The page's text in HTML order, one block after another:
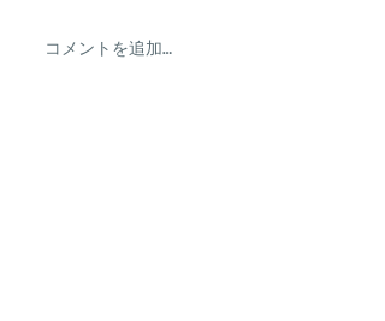
コメントを追加…